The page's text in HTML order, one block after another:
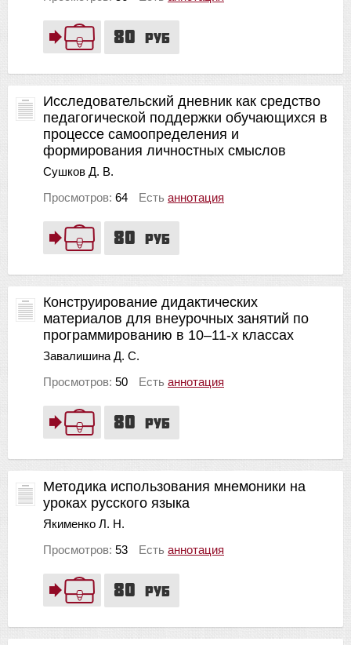
80 руб
80 руб
Исследовательский дневник как средство
педагогической поддержки обучающихся в
процессе самоопределения и
формирования личностных смыслов
Сушков Д. В.
Просмотров: 64 Есть аннотация
80 руб
Конструирование дидактических
материалов для внеурочных занятий по
программированию в 10–11-х классах
Завалишина Д. С.
Просмотров: 50 Есть аннотация
80 руб
Методика использования мнемоники на
уроках русского языка
Якименко Л. Н.
Просмотров: 53 Есть аннотация